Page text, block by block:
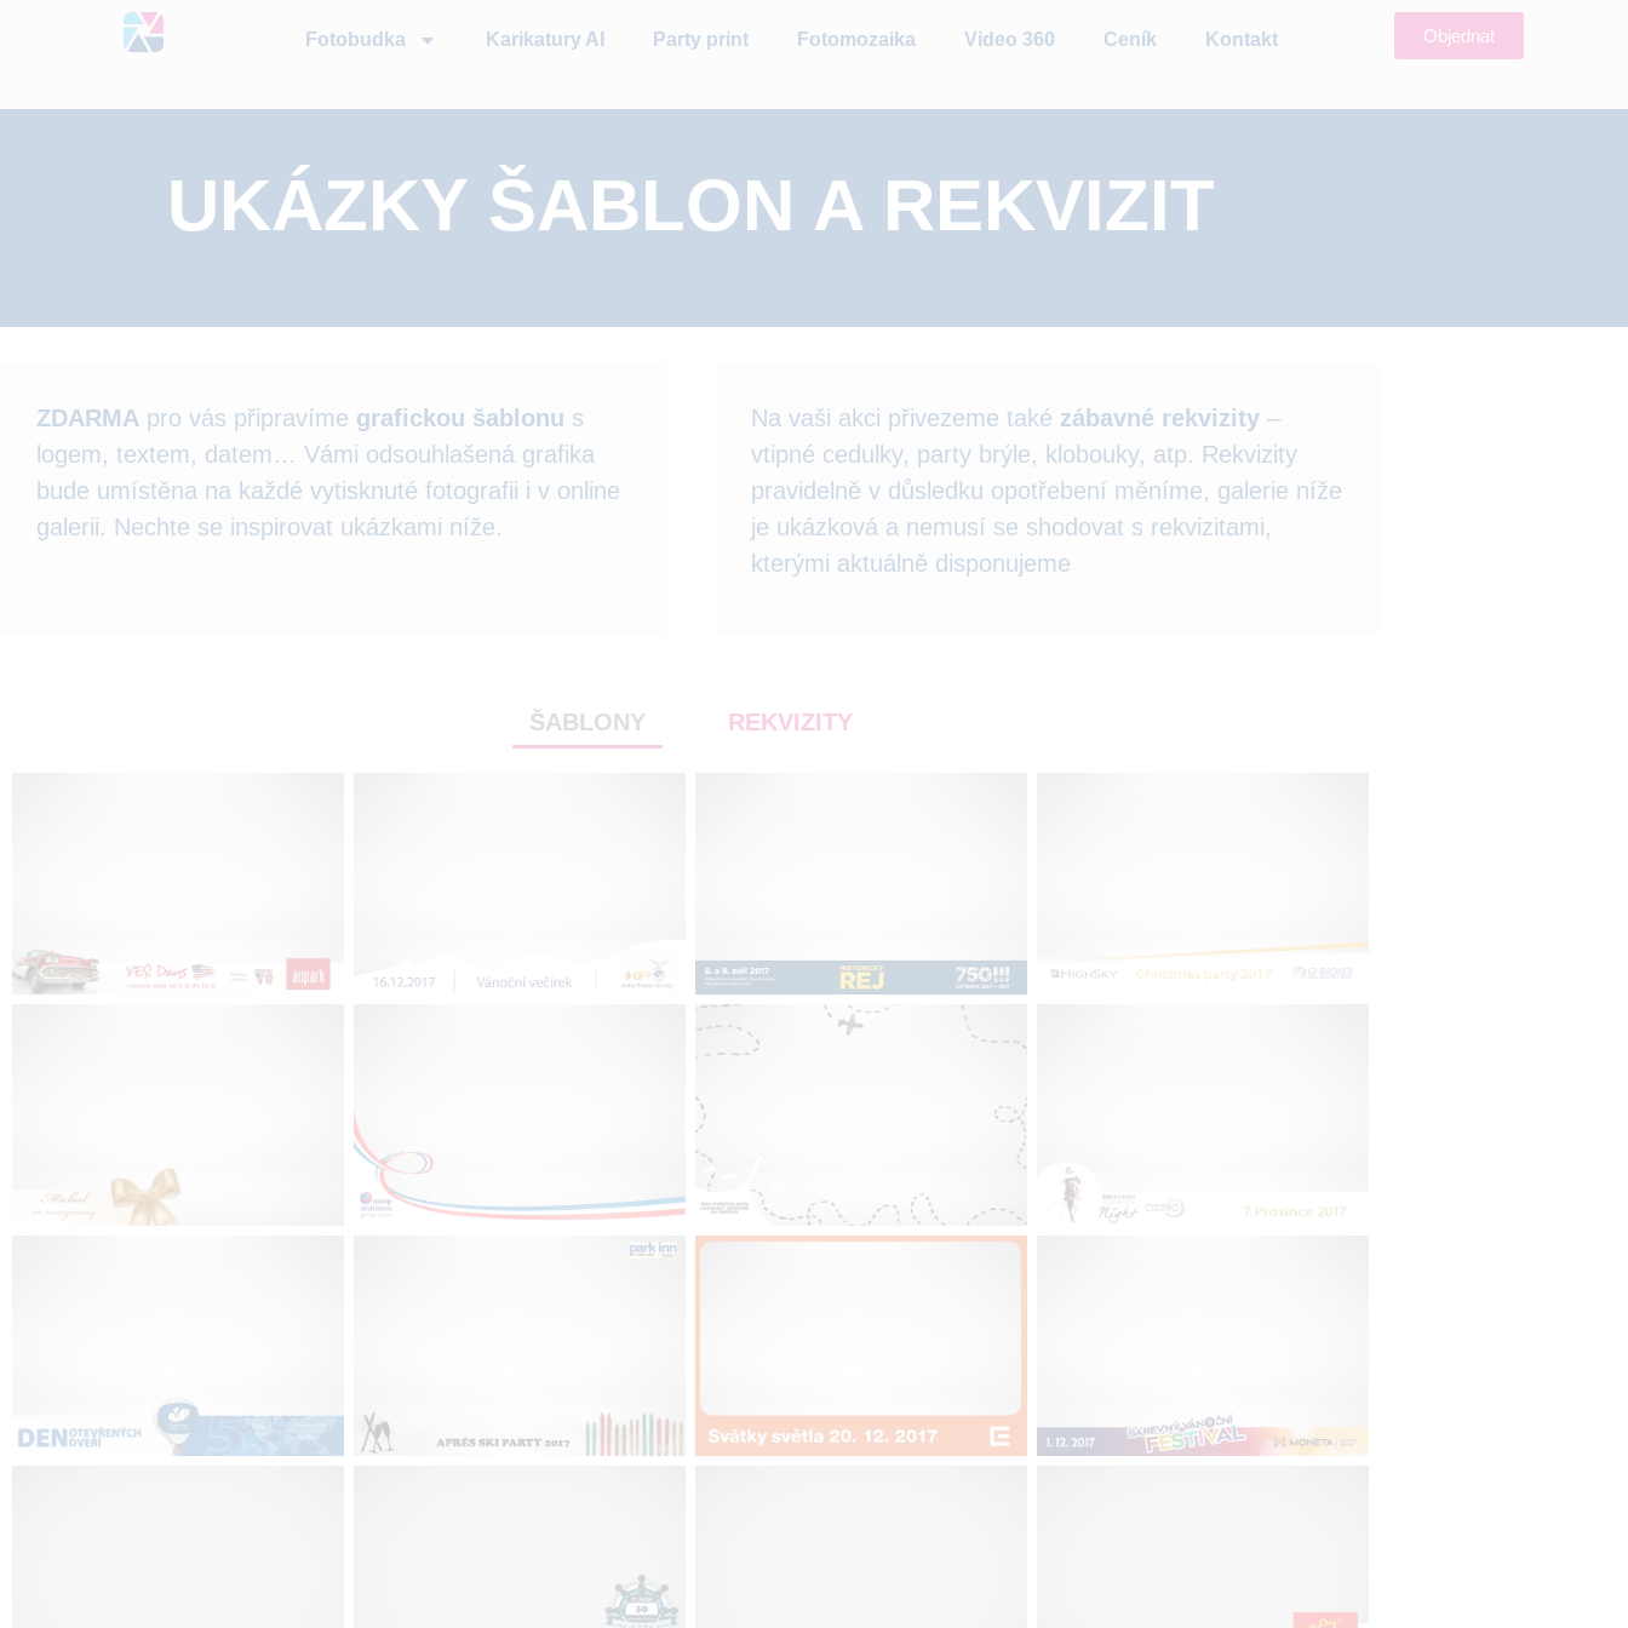
Fotobudka Karikatury AI Party print Fotomozaika Video 360 Ceník Kontakt Objednat
UKÁZKY ŠABLON A REKVIZIT
ZDARMA pro vás připravíme grafickou šablonu s
logem, textem, datem… Vámi odsouhlašená grafika
bude umístěna na každé vytisknuté fotografii i v online
galerii. Nechte se inspirovat ukázkami níže.
Na vaši akci přivezeme také zábavné rekvizity –
vtipné cedulky, party brýle, klobouky, atp. Rekvizity
pravidelně v důsledku opotřebení měníme, galerie níže
je ukázková a nemusí se shodovat s rekvizitami,
kterými aktuálně disponujeme
ŠABLONY REKVIZITY